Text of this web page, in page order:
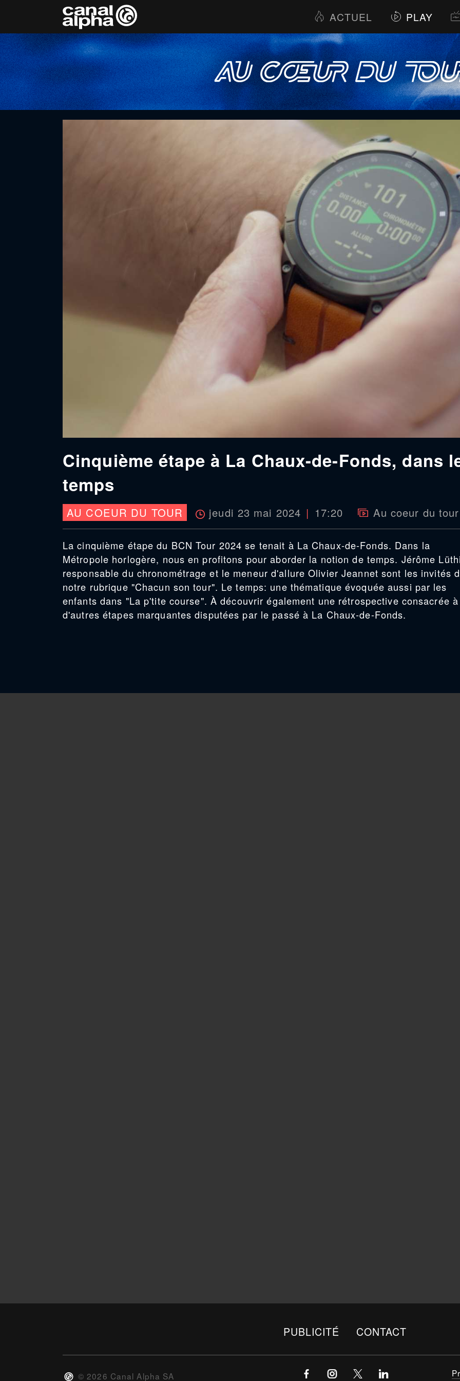
ACTUEL PLAY
Cinquième étape à La Chaux-de-Fonds, dans
temps
AU COEUR DU TOUR jeudi 23 mai 2024 17:20 Au coeur du tour
La cinquième étape du BCN Tour 2024 se tenait à La Chaux-de-Fonds. Dans la
Métropole horlogère, nous en profitons pour aborder la notion de temps. Jérôme
responsable du chronométrage et le meneur d'allure Olivier Jeannet sont les invités
notre rubrique "Chacun son tour". Le temps: une thématique évoquée aussi par les
enfants dans "La p'tite course". À découvrir également une rétrospective consacrée à
d'autres étapes marquantes disputées par le passé à La Chaux-de-Fonds.
PUBLICITÉ CONTACT
© 2026 Canal Alpha SA